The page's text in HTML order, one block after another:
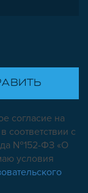
согласие на
соответствии с
№152-ФЗ «О
условия